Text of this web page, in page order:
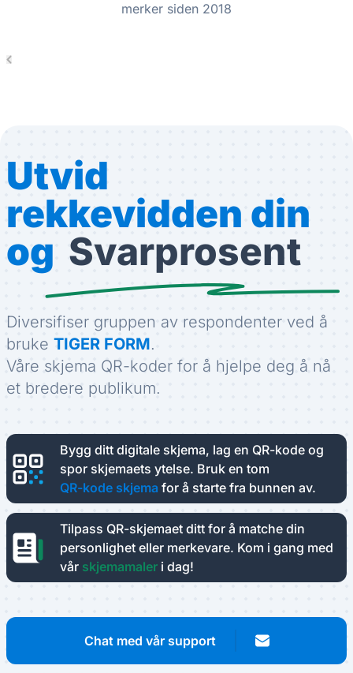
merker siden 2018
Utvid
rekkevidden din
og Svarprosent
Diversifiser gruppen av respondenter ved å
bruke TIGER FORM.
Våre skjema QR-koder for å hjelpe deg å nå
et bredere publikum.
Bygg ditt digitale skjema, lag en QR-kode og
spor skjemaets ytelse. Bruk en tom
QR-kode skjema for å starte fra bunnen av.
Tilpass QR-skjemaet ditt for å matche din
personlighet eller merkevare. Kom i gang med
vår skjemamaler i dag!
Chat med vår support